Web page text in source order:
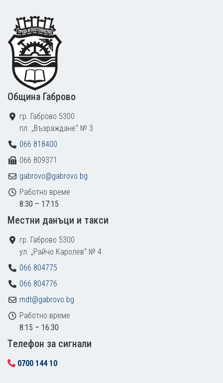
Footer
Община Габрово
гр. Габрово 5300
пл. „Възраждане“ № 3
066 818400
066 809371
gabrovo@gabrovo.bg
Работно време
8:30 – 17:15
Местни данъци и такси
гр. Габрово 5300
ул. „Райчо Каролев“ № 4
066 804775
066 804776
mdt@gabrovo.bg
Работно време
8:15 – 16:30
Tелефон за сигнали
0700 144 10